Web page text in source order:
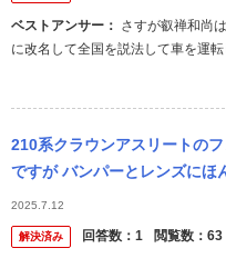
ベストアンサー：
に改名して全国を説法して車を運
210系クラウンアスリートの
ですが バンパーとレンズにほ
ですか？ よろしくお願い申し
2025.7.12
解決済み 回答数： 1 閲覧数： 63